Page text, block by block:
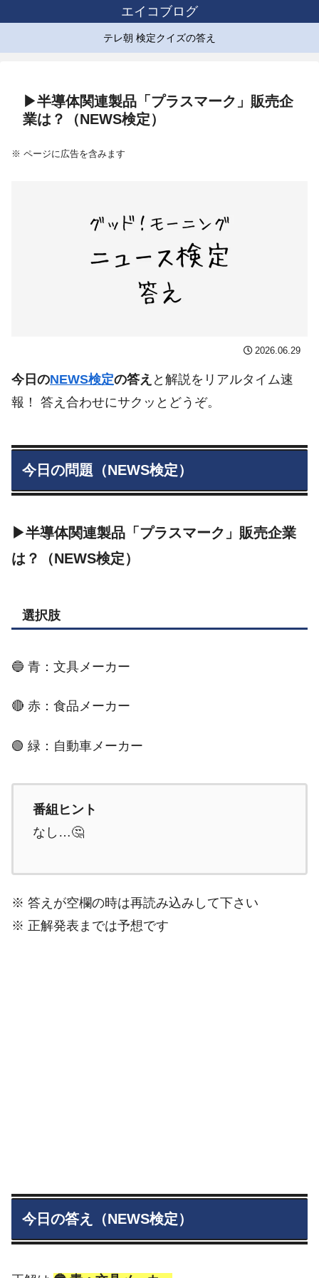
エイコブログ
テレ朝 検定クイズの答え
▶半導体関連製品「プラスマーク」販売企
業は？（NEWS検定）
※ ページに広告を含みます
2026.06.29
今日のNEWS検定の答え と解説をリアルタイム速
報！ 答え合わせにサクッとどうぞ。
今日の問題（NEWS検定）
▶半導体関連製品「プラスマーク」販売企業
は？（NEWS検定）
選択肢
🔵 青：文具メーカー
🔴 赤：食品メーカー
🟢 緑：自動車メーカー
番組ヒント
なし…🤔
※ 答えが空欄の時は再読み込みして下さい
※ 正解発表までは予想です
今日の答え（NEWS検定）